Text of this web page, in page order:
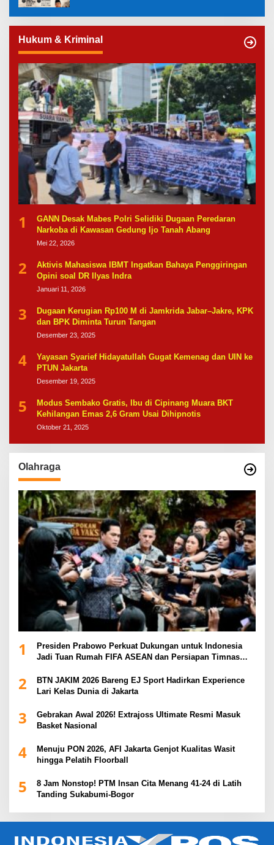
Hukum & Kriminal
1
GANN Desak Mabes Polri Selidiki Dugaan Peredaran
Narkoba di Kawasan Gedung Ijo Tanah Abang
Mei 22, 2026
2
Aktivis Mahasiswa IBMT Ingatkan Bahaya Penggiringan
Opini soal DR Ilyas Indra
Januari 11, 2026
3
Dugaan Kerugian Rp100 M di Jamkrida Jabar–Jakre, KPK
dan BPK Diminta Turun Tangan
Desember 23, 2025
4
Yayasan Syarief Hidayatullah Gugat Kemenag dan UIN ke
PTUN Jakarta
Desember 19, 2025
5
Modus Sembako Gratis, Ibu di Cipinang Muara BKT
Kehilangan Emas 2,6 Gram Usai Dihipnotis
Oktober 21, 2025
Olahraga
1
Presiden Prabowo Perkuat Dukungan untuk Indonesia
Jadi Tuan Rumah FIFA ASEAN dan Persiapan Timnas
2
BTN JAKIM 2026 Bareng EJ Sport Hadirkan Experience
Lari Kelas Dunia di Jakarta
3
Gebrakan Awal 2026! Extrajoss Ultimate Resmi Masuk
Basket Nasional
4
Menuju PON 2026, AFI Jakarta Genjot Kualitas Wasit
hingga Pelatih Floorball
5
8 Jam Nonstop! PTM Insan Cita Menang 41-24 di Latih
Tanding Sukabumi-Bogor